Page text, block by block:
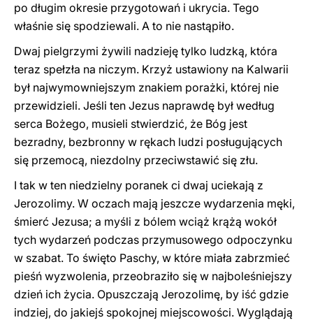
po długim okresie przygotowań i ukrycia. Tego
właśnie się spodziewali. A to nie nastąpiło.
Dwaj pielgrzymi żywili nadzieję tylko ludzką, która
teraz spełzła na niczym. Krzyż ustawiony na Kalwarii
był najwymowniejszym znakiem porażki, której nie
przewidzieli. Jeśli ten Jezus naprawdę był według
serca Bożego, musieli stwierdzić, że Bóg jest
bezradny, bezbronny w rękach ludzi posługujących
się przemocą, niezdolny przeciwstawić się złu.
I tak w ten niedzielny poranek ci dwaj uciekają z
Jerozolimy. W oczach mają jeszcze wydarzenia męki,
śmierć Jezusa; a myśli z bólem wciąż krążą wokół
tych wydarzeń podczas przymusowego odpoczynku
w szabat. To święto Paschy, w które miała zabrzmieć
pieśń wyzwolenia, przeobraziło się w najboleśniejszy
dzień ich życia. Opuszczają Jerozolimę, by iść gdzie
indziej, do jakiejś spokojnej miejscowości. Wyglądają